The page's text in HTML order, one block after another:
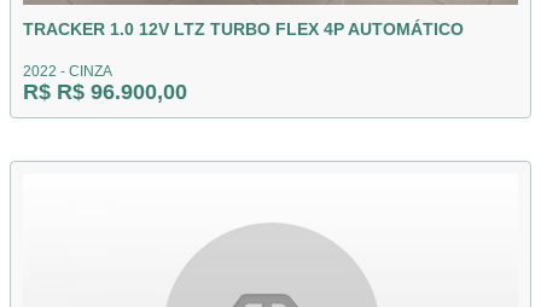
TRACKER 1.0 12V LTZ TURBO FLEX 4P AUTOMÁTICO
2022 - CINZA
R$ R$ 96.900,00